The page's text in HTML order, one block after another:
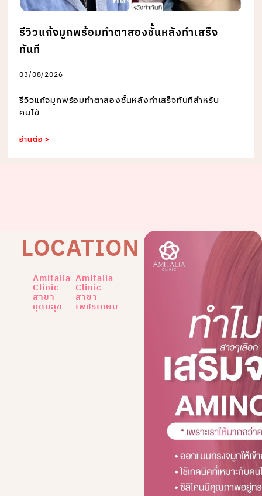
รีวิวแก้จมูกพร้อมทำตาสองชั้นหลังทำเสร็จ
ทันที
03/08/2026
รีวิวแก้จมูกพร้อมทำตาสองชั้นหลังทำเสร็จทันทีสำหรับ
คนไข้
อ่านต่อ >
LOCATION
Amitalia
Clinic
สาขา
อุดมสุข
Amitalia
Clinic
สาขา
เพชรเกษม